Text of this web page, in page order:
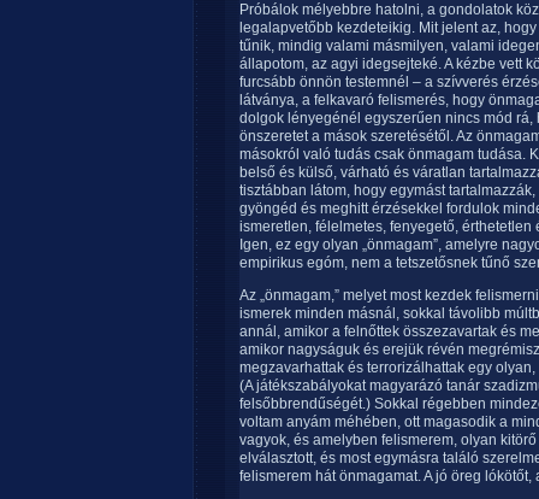
Próbálok mélyebbre hatolni, a gondolatok
legalapvetőbb kezdeteikig. Mit jelent az,
tűnik, mindig valami másmilyen, valami
állapotom, az agyi idegsejteké. A kézbe vett
furcsább önnön testemnél – a szívverés
látványa, a felkavaró felismerés, hogy
dolgok lényegénél egyszerűen nincs mód
önszeretet a mások szeretésétől. Az
másokról való tudás csak önmagam tudása.
belső és külső, várható és váratlan
tisztábban látom, hogy egymást
gyöngéd és meghitt érzésekkel fordulok
ismeretlen, félelmetes, fenyegető,
Igen, ez egy olyan „önmagam”, amelyre
empirikus egóm, nem a tetszetősnek tűnő
Az „önmagam,” melyet most kezdek
ismerek minden másnál, sokkal távolibb
annál, amikor a felnőttek összezavartak és
amikor nagyságuk és erejük révén
megzavarhattak és terrorizálhattak egy
(A játékszabályokat magyarázó tanár
felsőbbrendűségét.) Sokkal régebben
voltam anyám méhében, ott magasodik a
vagyok, és amelyben felismerem, olyan
elválasztott, és most egymásra találó
felismerem hát önmagamat. A jó öreg